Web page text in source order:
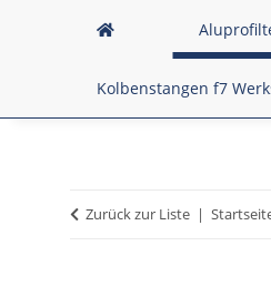
Kolbenstangen f7
Zurück zur Liste